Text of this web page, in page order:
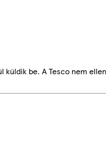
be. A Tesco nem